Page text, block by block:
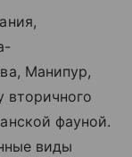
Манипур,
вторичного
фауной.
виды